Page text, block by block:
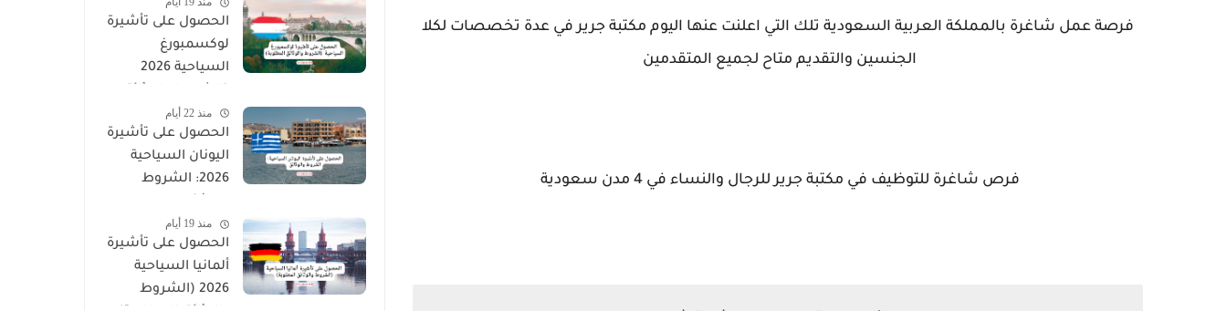
فرصة عمل شاغرة بالمملكة العربية السعودية تلك التي اعلنت عنها اليوم مكتبة جرير في عدة تخصصات لكلا
الجنسين والتقديم متاح لجميع المتقدمين
فرص شاغرة للتوظيف في مكتبة جرير للرجال والنساء في 4 مدن سعودية
الحصول على تأشيرة
لوكسمبورغ
السياحية 2026
المطلوبة)
منذ 22 أيام
الحصول على تأشيرة
اليونان السياحية
2026: الشروط
منذ 19 أيام
الحصول على تأشيرة
ألمانيا السياحية
2026 (الشروط